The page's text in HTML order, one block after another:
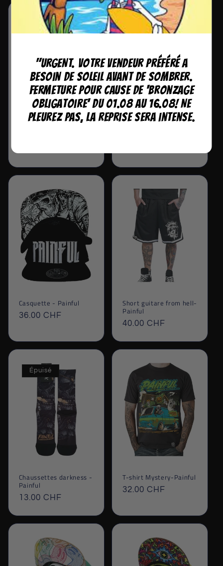
habituel
Casquette - Painful
Prix
36.00 CHF
Short guitare from hell-
Painful
Prix
40.00 CHF
Épuisé
Chaussettes darkness -
Painful
Prix
13.00 CHF
T-shirt Mystery-Painful
Prix
32.00 CHF
"URGENT. Votre vendeur préféré a
besoin de soleil avant de sombrer.
Fermeture pour cause de 'bronzage
obligatoire' du 01.08 au 16.08! Ne
pleurez pas, la reprise sera intense.